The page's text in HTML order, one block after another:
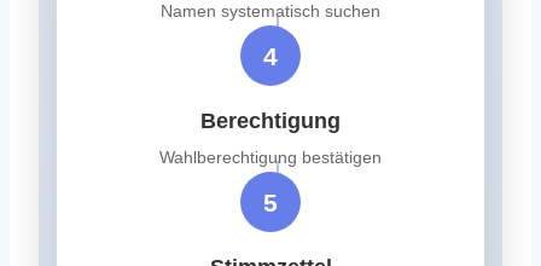
Namen systematisch suchen
4
Berechtigung
Wahlberechtigung bestätigen
5